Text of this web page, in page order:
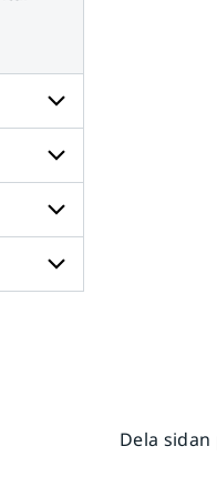
Undersidor
för
Radar
och
satellit
Undersidor
för
Väder
till
havs
Undersidor
för
Dela sidan